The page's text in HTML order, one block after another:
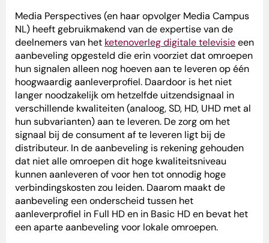
Media Perspectives (en haar opvolger Media Campus
NL) heeft gebruikmakend van de expertise van de
deelnemers van het ketenoverleg digitale televisieeen
aanbeveling opgesteld die erin voorziet dat omroepen
hun signalen alleen nog hoeven aan te leveren op één
hoogwaardig aanleverprofiel. Daardoor is het niet
langer noodzakelijk om hetzelfde uitzendsignaal in
verschillende kwaliteiten (analoog, SD, HD, UHD met al
hun subvarianten) aan te leveren. De zorg om het
signaal bij de consument af te leveren ligt bij de
distributeur. In de aanbeveling is rekening gehouden
dat niet alle omroepen dit hoge kwaliteitsniveau
kunnen aanleveren of voor hen tot onnodig hoge
verbindingskosten zou leiden. Daarom maakt de
aanbeveling een onderscheid tussen het
aanleverprofiel in Full HD en in Basic HD en bevat het
een aparte aanbeveling voor lokale omroepen.